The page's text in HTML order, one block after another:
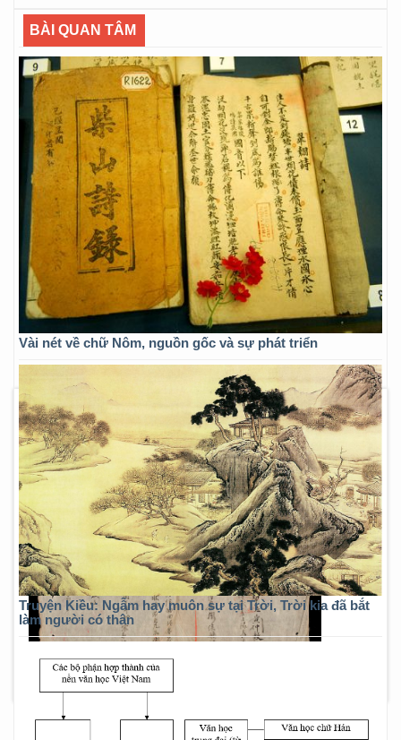
BÀI QUAN TÂM
Vài nét về chữ Nôm, nguồn gốc và sự phát triển
Truyện Kiều: Ngẫm hay muôn sự tại Trời, Trời kia đã bắt
làm người có thân